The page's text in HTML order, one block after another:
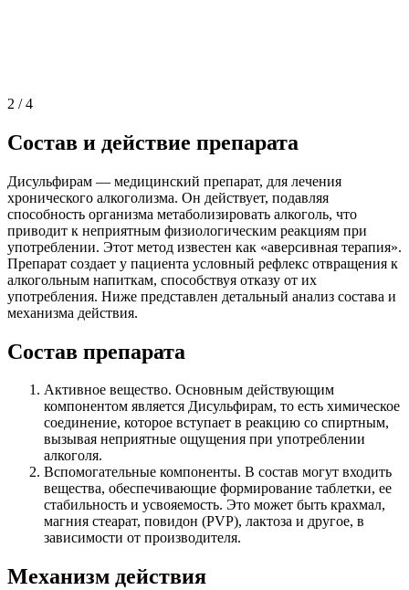
2 /4
Состав и действие препарата
Дисульфирам — медицинский препарат, для лечения
хронического алкоголизма. Он действует, подавляя
способность организма метаболизировать алкоголь, что
приводит к неприятным физиологическим реакциям при
употреблении. Этот метод известен как «аверсивная терапия».
Препарат создает у пациента условный рефлекс отвращения к
алкогольным напиткам, способствуя отказу от их
употребления. Ниже представлен детальный анализ состава и
механизма действия.
Состав препарата
Активное вещество. Основным действующим
компонентом является Дисульфирам, то есть химическое
соединение, которое вступает в реакцию со спиртным,
вызывая неприятные ощущения при употреблении
алкоголя.
Вспомогательные компоненты. В состав могут входить
вещества, обеспечивающие формирование таблетки, ее
стабильность и усвояемость. Это может быть крахмал,
магния стеарат, повидон (PVP), лактоза и другое, в
зависимости от производителя.
Механизм действия